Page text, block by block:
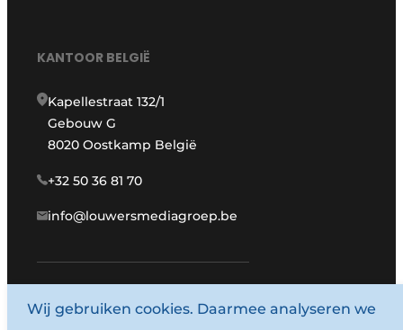
KANTOOR BELGIË
Kapellestraat 132/1
Gebouw G
8020 Oostkamp België
+32 50 36 81 70
info@louwersmediagroep.be
www.louwersmediagroep.com
Wij gebruiken cookies. Daarmee analyseren we